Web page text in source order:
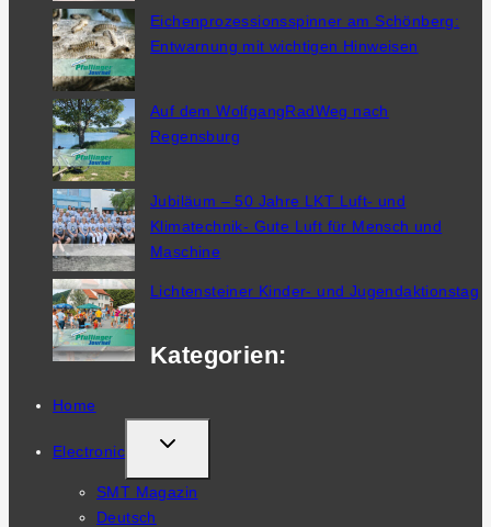
Eichenprozessionsspinner am Schönberg:
Entwarnung mit wichtigen Hinweisen
Auf dem WolfgangRadWeg nach
Regensburg
Jubiläum – 50 Jahre LKT Luft- und
Klimatechnik- Gute Luft für Mensch und
Maschine
Lichtensteiner Kinder- und Jugendaktionstag
Kategorien:
Home
Electronic
TOGGLE
CHILD
MENU
SMT Magazin
Deutsch